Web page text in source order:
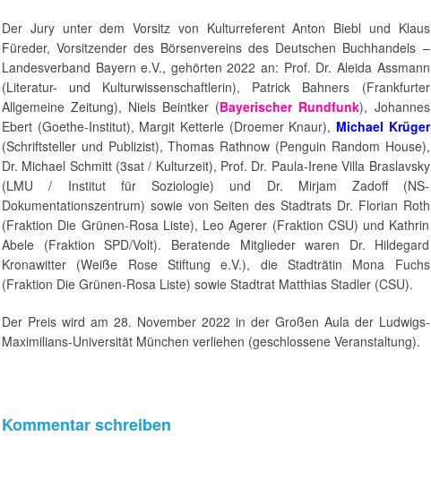
Der Jury unter dem Vorsitz von Kulturreferent Anton Biebl und Klaus
Füreder, Vorsitzender des Börsenvereins des Deutschen Buchhandels –
Landesverband Bayern e.V., gehörten 2022 an: Prof. Dr. Aleida Assmann
(Literatur- und Kulturwissenschaftlerin), Patrick Bahners (Frankfurter
Allgemeine Zeitung), Niels Beintker (Bayerischer Rundfunk), Johannes
Ebert (Goethe-Institut), Margit Ketterle (Droemer Knaur), Michael Krüger
(Schriftsteller und Publizist), Thomas Rathnow (Penguin Random House),
Dr. Michael Schmitt (3sat / Kulturzeit), Prof. Dr. Paula-Irene Villa Braslavsky
(LMU / Institut für Soziologie) und Dr. Mirjam Zadoff (NS-
Dokumentationszentrum) sowie von Seiten des Stadtrats Dr. Florian Roth
(Fraktion Die Grünen-Rosa Liste), Leo Agerer (Fraktion CSU) und Kathrin
Abele (Fraktion SPD/Volt). Beratende Mitglieder waren Dr. Hildegard
Kronawitter (Weiße Rose Stiftung e.V.), die Stadträtin Mona Fuchs
(Fraktion Die Grünen-Rosa Liste) sowie Stadtrat Matthias Stadler (CSU).
Der Preis wird am 28. November 2022 in der Großen Aula der Ludwigs-
Maximilians-Universität München verliehen (geschlossene Veranstaltung).
Kommentar schreiben